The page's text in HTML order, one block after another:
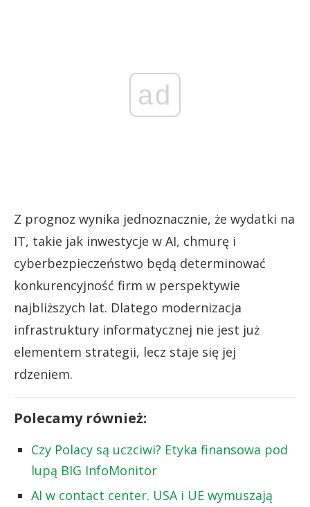
ad
Z prognoz wynika jednoznacznie, że wydatki na
IT, takie jak inwestycje w AI, chmurę i
cyberbezpieczeństwo będą determinować
konkurencyjność firm w perspektywie
najbliższych lat. Dlatego modernizacja
infrastruktury informatycznej nie jest już
elementem strategii, lecz staje się jej
rdzeniem.
Polecamy również:
Czy Polacy są uczciwi? Etyka finansowa pod
lupą BIG InfoMonitor
AI w contact center. USA i UE wymuszają